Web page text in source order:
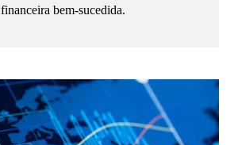
financeira bem-sucedida.